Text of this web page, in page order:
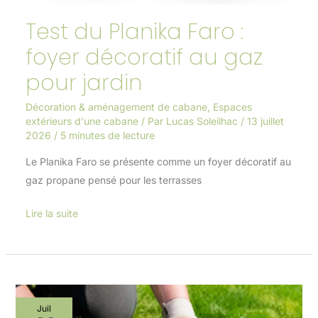
Test du Planika Faro :
foyer décoratif au gaz
pour jardin
Décoration & aménagement de cabane, Espaces
extérieurs d'une cabane/ Par Lucas Soleilhac / 13 juillet
2026 / 5 minutes de lecture
Le Planika Faro se présente comme un foyer décoratif au
gaz propane pensé pour les terrasses
Lire la suite
Juil
Comment